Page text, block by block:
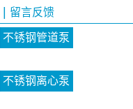
留言反馈
不锈钢管道泵
不锈钢离心泵